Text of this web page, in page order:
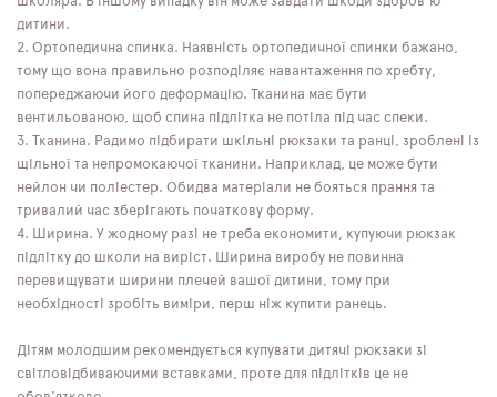
дитини.
Ортопедична спинка. Наявність ортопедичної спинки бажано,
тому що вона правильно розподіляє навантаження по хребту,
попереджаючи його деформацію. Тканина має бути
вентильованою, щоб спина підлітка не потіла під час спеки.
Тканина. Радимо підбирати шкільні рюкзаки та ранці, зроблені із
щільної та непромокаючої тканини. Наприклад, це може бути
нейлон чи поліестер. Обидва матеріали не бояться прання та
тривалий час зберігають початкову форму.
Ширина. У жодному разі не треба економити, купуючи рюкзак
підлітку до школи на виріст. Ширина виробу не повинна
перевищувати ширини плечей вашої дитини, тому при
необхідності зробіть виміри, перш ніж купити ранець.
Дітям молодшим рекомендується купувати дитячі рюкзаки зі
світловідбиваючими вставками, проте для підлітків це не